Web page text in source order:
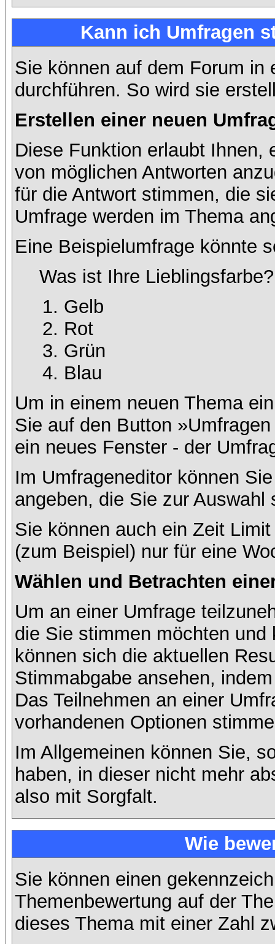
Kann ich Umfragen
Sie können auf dem Forum in
durchführen. So wird sie
Erstellen einer neuen
Diese Funktion erlaubt Ihnen,
von möglichen Antworten
für die Antwort stimmen, die
Umfrage werden im Thema
Eine Beispielumfrage könnte
Was ist Ihre Lieblingsfarbe?
Gelb
Rot
Grün
Blau
Um in einem neuen Thema
Sie auf den Button
ein neues Fenster - der
Im Umfrageneditor können
angeben, die Sie zur Auswahl
Sie können auch ein Zeit
(zum Beispiel) nur für eine
Wählen und Betrachten
Um an einer Umfrage
die Sie stimmen möchten
können sich die aktuellen
Stimmabgabe ansehen,
Das Teilnehmen an einer
vorhandenen Optionen
Im Allgemeinen können Sie,
haben, in dieser nicht mehr
also mit Sorgfalt.
Wie
Sie können einen
Themenbewertung auf der
dieses Thema mit einer Zahl